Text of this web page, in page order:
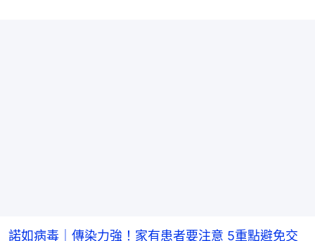
諾如病毒｜傳染力強！家有患者要注意 5重點避免交